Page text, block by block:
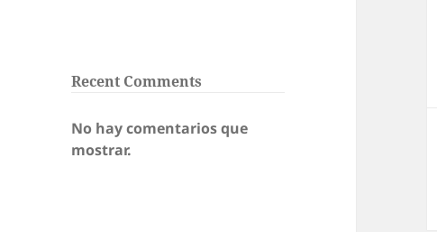
Recent Comments
No hay comentarios que
mostrar.